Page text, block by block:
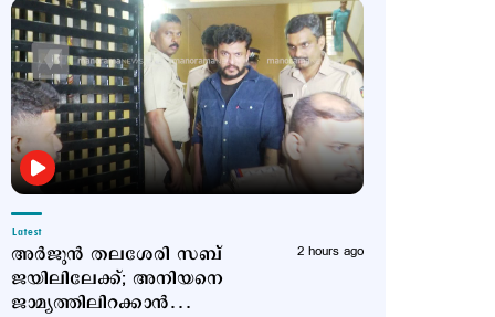
മറുപടിയുമായി വി.ഡി
Latest
അര്‍ജുന്‍ തലശേരി സബ്
ജയിലിലേക്ക്; അനിയനെ
ജാമ്യത്തിലിറക്കാൻ
2 hours ago